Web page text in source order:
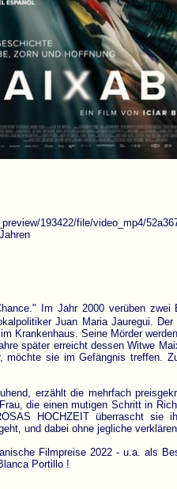
193422/file/video_mp4/
Im Jahr 2000 verüben zwei
Juan Maria Jauregui.
Krankenhaus. Seine Mörder
später erreicht dessen Witwe
möchte sie im Gefängnis treffen.
erzählt die mehrfach
die einen mutigen Schritt in
HOCHZEIT überrascht sie
und dabei ohne jegliche
Filmpreise 2022 - u.a. als
Portillo !